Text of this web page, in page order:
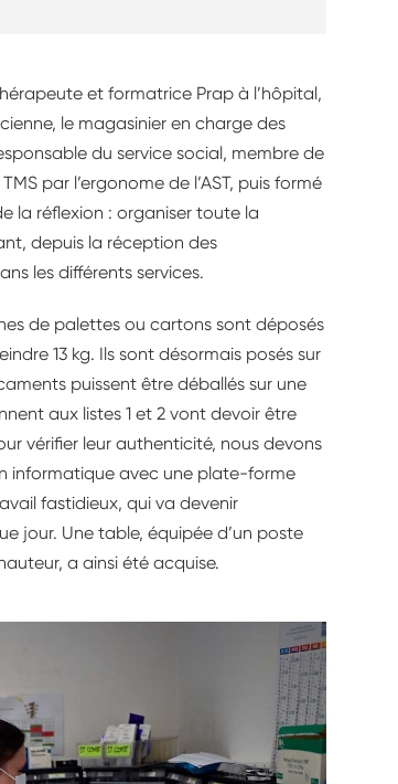
et formatrice Prap à l’hôpital,
le magasinier en charge des
du service social, membre de
par l’ergonome de l’AST, puis formé
la réflexion : organiser toute la
depuis la réception des
les différents services.
de palettes ou cartons sont déposés
13 kg. Ils sont désormais posés sur
puissent être déballés sur une
aux listes 1 et 2 vont devoir être
vérifier leur authenticité, nous devons
informatique avec une plate-forme
fastidieux, qui va devenir
jour. Une table, équipée d’un poste
a ainsi été acquise.